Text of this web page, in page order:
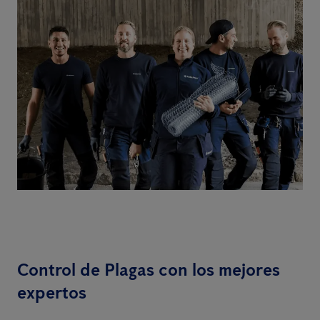
Control de Plagas con los mejores
expertos